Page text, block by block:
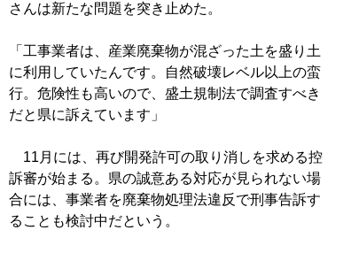
さんは新たな問題を突き止めた。
「工事業者は、産業廃棄物が混ざった土を盛り土
に利用していたんです。自然破壊レベル以上の蛮
行。危険性も高いので、盛土規制法で調査すべき
だと県に訴えています」
11月には、再び開発許可の取り消しを求める控
訴審が始まる。県の誠意ある対応が見られない場
合には、事業者を廃棄物処理法違反で刑事告訴す
ることも検討中だという。